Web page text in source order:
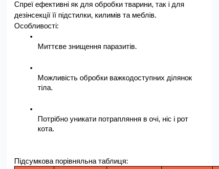
Спреї ефективні як для обробки тварини, так і для
дезінсекції її підстилки, килимів та меблів.
Особливості:
Миттєве знищення паразитів.
Можливість обробки важкодоступних ділянок
тіла.
Потрібно уникати потрапляння в очі, ніс і рот
кота.
Підсумкова порівняльна таблиця: